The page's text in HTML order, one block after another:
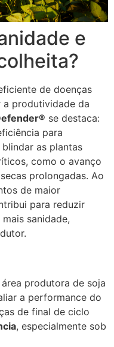
e
de doenças
produtividade da
se destaca:
para
as plantas
como o avanço
prolongadas. Ao
de maior
para reduzir
sanidade,
produtora de soja
a performance do
de final de ciclo
, especialmente sob